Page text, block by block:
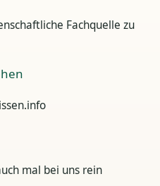
Fachquelle zu
mal bei uns rein